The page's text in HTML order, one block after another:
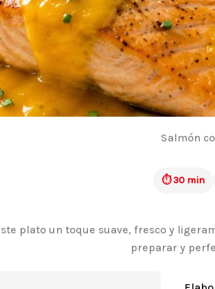
Salmón
⏱ 30 min
plato un toque suave, fresco y
preparar y